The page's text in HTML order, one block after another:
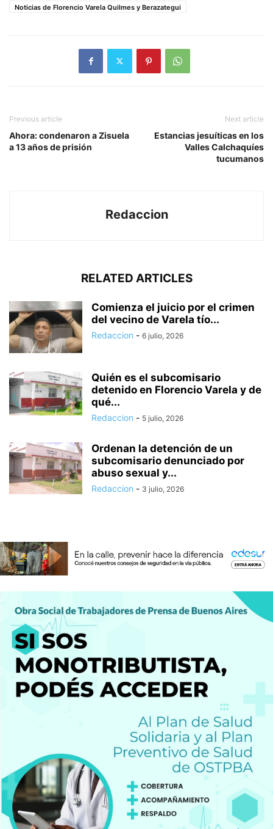
Noticias de Florencio Varela Quilmes y Berazategui
Previous article
Ahora: condenaron a Zisuela
a 13 años de prisión
Next article
Estancias jesuíticas en los
Valles Calchaquíes
tucumanos
Redaccion
RELATED ARTICLES
Comienza el juicio por el crimen
del vecino de Varela tío...
Redaccion - 6 julio, 2026
Quién es el subcomisario
detenido en Florencio Varela y de
qué...
Redaccion - 5 julio, 2026
Ordenan la detención de un
subcomisario denunciado por
abuso sexual y...
Redaccion - 3 julio, 2026